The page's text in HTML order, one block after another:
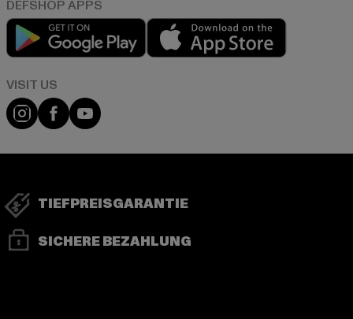
Play market
Visit our Instagram page:
Visit our Facebook page:
Visit our YouTube channel:
TIEFPREISGARANTIE
SICHERE BEZAHLUNG